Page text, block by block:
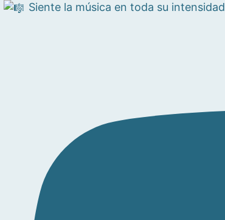
Siente la música en toda su intensidad